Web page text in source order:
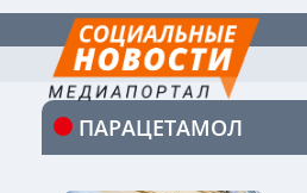
ПАРАЦЕТАМОЛ